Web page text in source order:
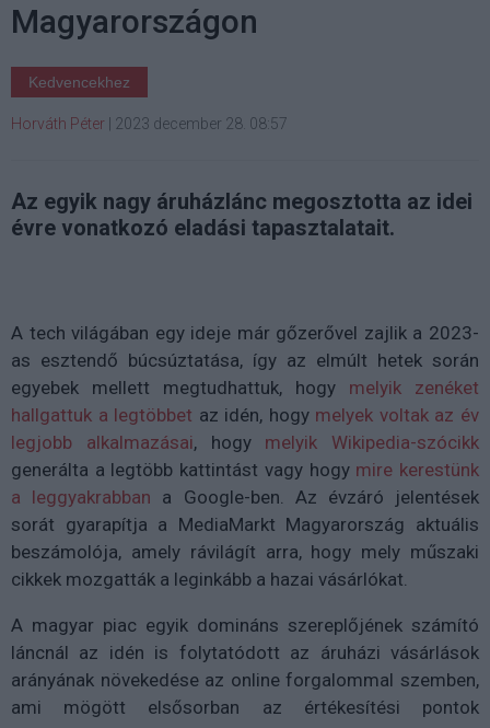
Magyarországon
Kedvencekhez
Horváth Péter 2023 december 28. 08:57
Az egyik nagy áruházlánc megosztotta az idei
évre vonatkozó eladási tapasztalatait.
A tech világában egy ideje már gőzerővel zajlik a 2023-
as esztendő búcsúztatása, így az elmúlt hetek során
egyebek mellett megtudhattuk, hogy melyik zenéket
hallgattuk a legtöbbet az idén, hogy melyek voltak az év
legjobb alkalmazásai, hogy melyik Wikipedia-szócikk
generálta a legtöbb kattintást vagy hogy mire kerestünk
a leggyakrabban a Google-ben. Az évzáró jelentések
sorát gyarapítja a MediaMarkt Magyarország aktuális
beszámolója, amely rávilágít arra, hogy mely műszaki
cikkek mozgatták a leginkább a hazai vásárlókat.
A magyar piac egyik domináns szereplőjének számító
láncnál az idén is folytatódott az áruházi vásárlások
arányának növekedése az online forgalommal szemben,
ami mögött elsősorban az értékesítési pontok